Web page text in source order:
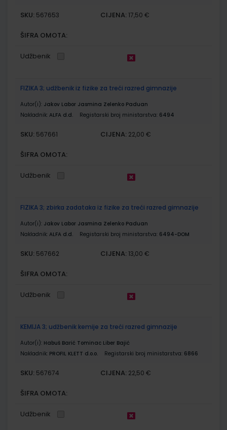
SKU: 567653 CIJENA: 17,50 €
ŠIFRA OMOTA:
Udžbenik
FIZIKA 3; udžbenik iz fizike za treći razred gimnazije
Autor(i): Jakov Labor Jasmina Zelenko Paduan
Nakladnik: ALFA d.d. Registarski broj ministarstva: 6494
SKU: 567661 CIJENA: 22,00 €
ŠIFRA OMOTA:
Udžbenik
FIZIKA 3; zbirka zadataka iz fizike za treći razred gimnazije
Autor(i): Jakov Labor Jasmina Zelenko Paduan
Nakladnik: ALFA d.d. Registarski broj ministarstva: 6494-DOM
SKU: 567662 CIJENA: 13,00 €
ŠIFRA OMOTA:
Udžbenik
KEMIJA 3; udžbenik kemije za treći razred gimnazije
Autor(i): Habuš Barić Tominac Liber Bajić
Nakladnik: PROFIL KLETT d.o.o. Registarski broj ministarstva: 6866
SKU: 567674 CIJENA: 22,50 €
ŠIFRA OMOTA:
Udžbenik